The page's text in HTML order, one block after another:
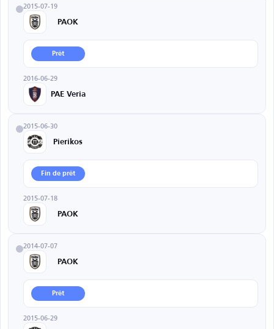
2015-07-19
PAOK
Prêt
2016-06-29
PAE Veria
2015-06-30
Pierikos
Fin de prêt
2015-07-18
PAOK
2014-07-07
PAOK
Prêt
2015-06-29